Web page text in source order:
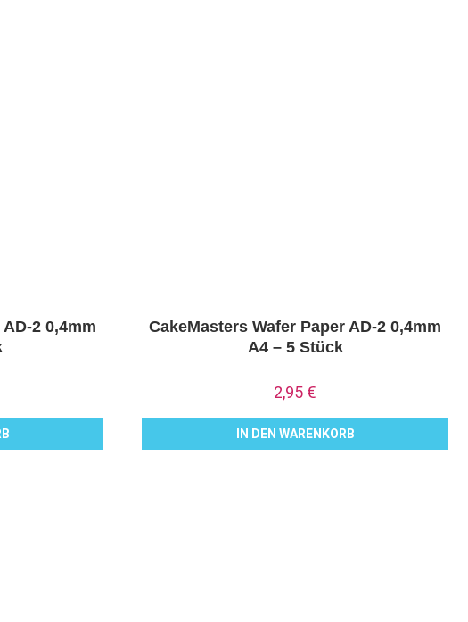
2 0,4mm
CakeMasters Wafer Paper AD-2 0,4mm
A4 – 5 Stück
2,95 €
IN DEN WARENKORB